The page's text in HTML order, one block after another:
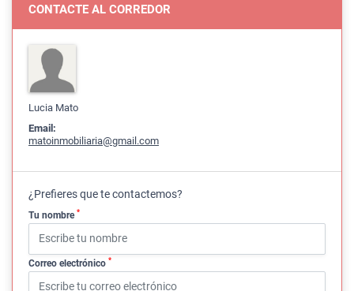
CONTACTE AL CORREDOR
Lucia Mato
Email:
matoinmobiliaria@gmail.com
¿Prefieres que te contactemos?
Tu nombre *
Correo electrónico *